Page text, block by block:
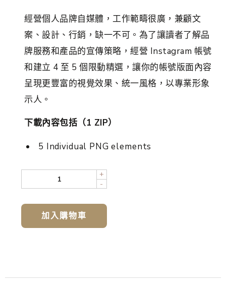
經營個人品牌自媒體，工作範疇很廣，兼顧文
案、設計、行銷，缺一不可。為了讓讀者了解品
牌服務和產品的宣傳策略，經營 Instagram 帳號
和建立 4 至 5 個限動精選，讓你的帳號版面內容
呈現更豐富的視覺效果、統一風格，以專業形象
示人。
下載內容包括（1 ZIP）
5 Individual PNG elements
+
-
加入購物車